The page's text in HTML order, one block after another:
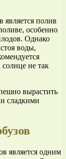
полив
особенно
Однако
воды,
не так
вырастить
сладкими
является одним